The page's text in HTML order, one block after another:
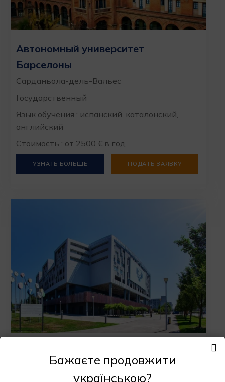
Автономный университет
Барселоны
Сарданьола-дель-Вальес
Государственный
Язык обучения : испанский, каталонский,
английский
Стоимость : от 2500 € в год
УЗНАТЬ БОЛЬШЕ ПОДАТЬ ЗАЯВКУ
Бажаєте продовжити
українською?